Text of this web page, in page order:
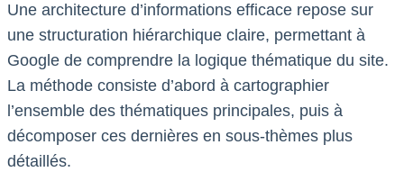
Une architecture d’informations efficace repose sur
une structuration hiérarchique claire, permettant à
Google de comprendre la logique thématique du site.
La méthode consiste d’abord à cartographier
l’ensemble des thématiques principales, puis à
décomposer ces dernières en sous-thèmes plus
détaillés.